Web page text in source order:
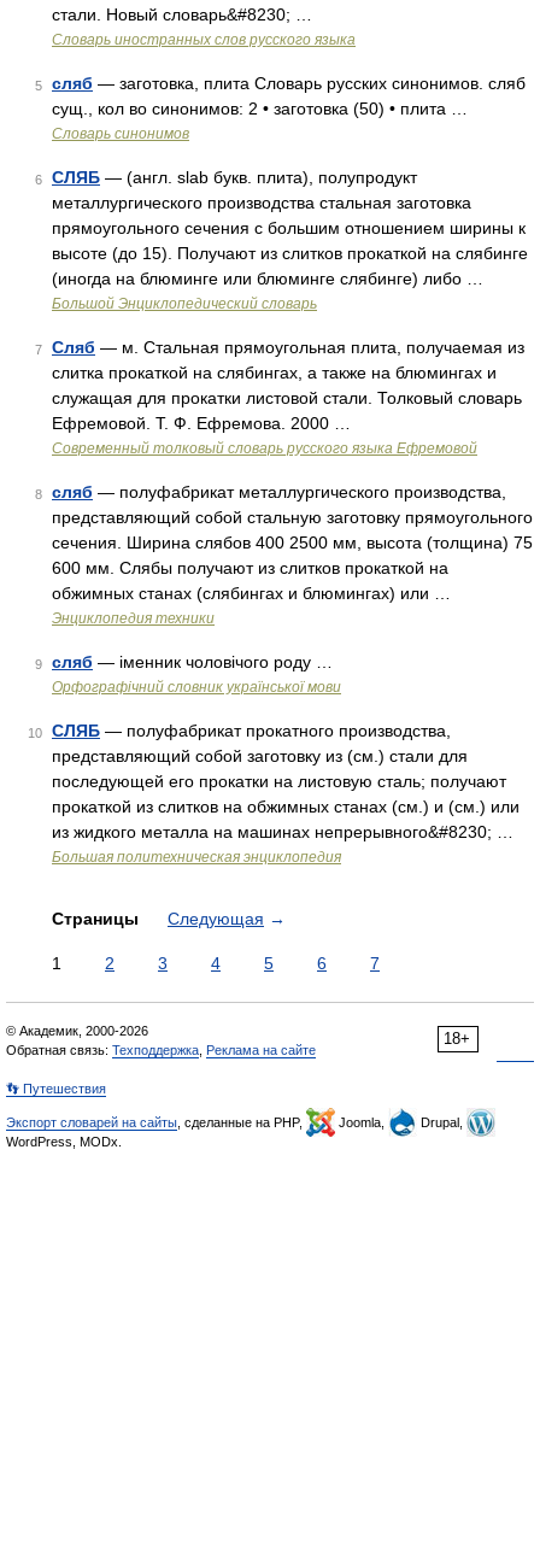
стали. Новый словарь&#8230; …
Словарь иностранных слов русского языка
5 сляб — заготовка, плита Словарь русских синонимов. сляб
сущ., кол во синонимов: 2 • заготовка (50) • плита …
Словарь синонимов
6 СЛЯБ — (англ. slab букв. плита), полупродукт
металлургического производства стальная заготовка
прямоугольного сечения с большим отношением ширины к
высоте (до 15). Получают из слитков прокаткой на слябинге
(иногда на блюминге или блюминге слябинге) либо …
Большой Энциклопедический словарь
7 Сляб — м. Стальная прямоугольная плита, получаемая из
слитка прокаткой на слябингах, а также на блюмингах и
служащая для прокатки листовой стали. Толковый словарь
Ефремовой. Т. Ф. Ефремова. 2000 …
Современный толковый словарь русского языка Ефремовой
8 сляб — полуфабрикат металлургического производства,
представляющий собой стальную заготовку прямоугольного
сечения. Ширина слябов 400 2500 мм, высота (толщина) 75
600 мм. Слябы получают из слитков прокаткой на
обжимных станах (слябингах и блюмингах) или …
Энциклопедия техники
9 сляб — іменник чоловічого роду …
Орфографічний словник української мови
10 СЛЯБ — полуфабрикат прокатного производства,
представляющий собой заготовку из (см.) стали для
последующей его прокатки на листовую сталь; получают
прокаткой из слитков на обжимных станах (см.) и (см.) или
из жидкого металла на машинах непрерывного&#8230; …
Большая политехническая энциклопедия
Страницы Следующая →
1 2 3 4 5 6 7
18+
© Академик, 2000-2026
Обратная связь: Техподдержка Реклама на сайте
👣 Путешествия
Экспорт словарей на сайты , сделанные на PHP, Joomla,
Drupal,
WordPress, MODx.